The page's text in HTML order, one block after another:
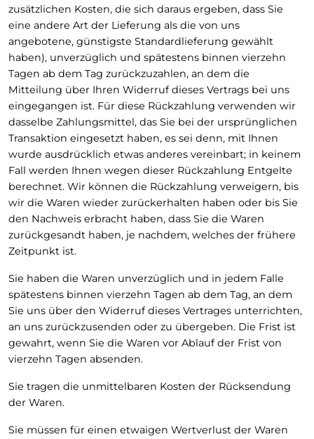
zusätzlichen Kosten, die sich daraus ergeben, dass Sie
eine andere Art der Lieferung als die von uns
angebotene, günstigste Standardlieferung gewählt
haben), unverzüglich und spätestens binnen vierzehn
Tagen ab dem Tag zurückzuzahlen, an dem die
Mitteilung über Ihren Widerruf dieses Vertrags bei uns
eingegangen ist. Für diese Rückzahlung verwenden wir
dasselbe Zahlungsmittel, das Sie bei der ursprünglichen
Transaktion eingesetzt haben, es sei denn, mit Ihnen
wurde ausdrücklich etwas anderes vereinbart; in keinem
Fall werden Ihnen wegen dieser Rückzahlung Entgelte
berechnet. Wir können die Rückzahlung verweigern, bis
wir die Waren wieder zurückerhalten haben oder bis Sie
den Nachweis erbracht haben, dass Sie die Waren
zurückgesandt haben, je nachdem, welches der frühere
Zeitpunkt ist.
Sie haben die Waren unverzüglich und in jedem Falle
spätestens binnen vierzehn Tagen ab dem Tag, an dem
Sie uns über den Widerruf dieses Vertrages unterrichten,
an uns zurückzusenden oder zu übergeben. Die Frist ist
gewahrt, wenn Sie die Waren vor Ablauf der Frist von
vierzehn Tagen absenden.
Sie tragen die unmittelbaren Kosten der Rücksendung
der Waren.
Sie müssen für einen etwaigen Wertverlust der Waren